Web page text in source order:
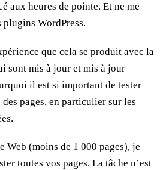
aux heures de pointe. Et ne me
plugins WordPress.
que cela se produit avec la
sont mis à jour et mis à jour
il est si important de tester
pages, en particulier sur les
Web (moins de 1 000 pages), je
toutes vos pages. La tâche n’est